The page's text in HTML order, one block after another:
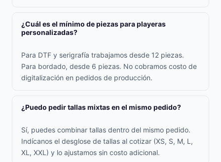
¿Cuál es el mínimo de piezas para playeras
personalizadas?
Para DTF y serigrafía trabajamos desde 12 piezas.
Para bordado, desde 6 piezas. No cobramos costo de
digitalización en pedidos de producción.
¿Puedo pedir tallas mixtas en el mismo pedido?
Sí, puedes combinar tallas dentro del mismo pedido.
Indícanos el desglose de tallas al cotizar (XS, S, M, L,
XL, XXL) y lo ajustamos sin costo adicional.